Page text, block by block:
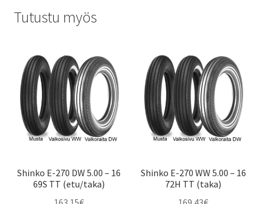
Tutustu myös
Shinko E-270 DW 5.00 – 16
69S TT (etu/taka)
Shinko E-270 WW 5.00 – 16
72H TT (taka)